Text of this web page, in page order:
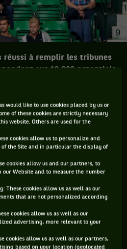
réussi à remplir les tribunes
sur 12 300 potentiels,
Caujolle, directeur de l'Open
Il explique les
de tribune.
jours, j'ai enfin repris contact
ma télé sur le match Thiem –
cette sensation
vert et pas ocre, je ne
ce stade de 12 300 places
le terrain évoluait le récent
qui plus est germanophone ! Et
pas pour attirer les Halloises
would like to use cookies placed by us or
of these cookies are strictly necessary
website. Others are used for the
cookies allow us to personalize and
the Site and in particular the display of
cookies allow us and our partners, to
our Website and to measure the number
These cookies allow us as well as our
that are not personalized according
cookies allow us as well as our
advertising, more relevant to your
cookies allow us as well as our partners,
based on your location (geolocated